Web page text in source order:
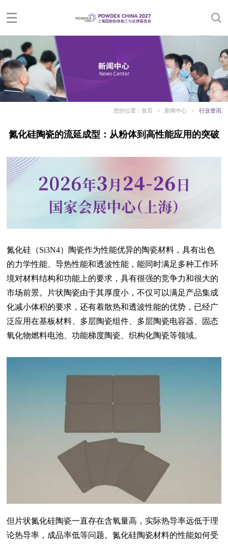
您的位置： 首页 > 新闻中心 > 行业资讯
氮化硅陶瓷的流延成型：从粉体到高性能应用的突破
氮化硅（Si3N4）陶瓷作为性能优异的陶瓷材料，具有出色
的力学性能、导热性能和透波性能，能同时满足多种工作环
境对材料结构和功能上的要求，具有很强的竞争力和很大的
市场前景。片状陶瓷由于其厚度小，不仅可以满足产品集成
化减小体积的要求，还有着散热和透波性能的优势，已经广
泛应用在基板材料、多层陶瓷组件、多层陶瓷电容器、固态
氧化物燃料电池、功能梯度陶瓷、织构化陶瓷等领域。
但片状氮化硅陶瓷一直存在含氧量高，实际热导率远低于理
论热导率，成品率低等问题。氮化硅陶瓷材料的性能如何受